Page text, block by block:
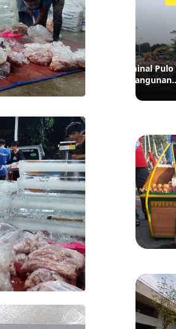
Terminal Pulo Gadung
9 Bangunan
Lancarkan Akses Pulo
Ironi di
Manis
Bang